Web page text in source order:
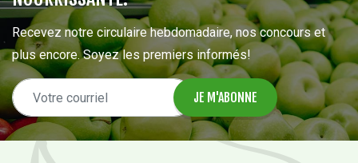
Recevez notre circulaire hebdomadaire, nos concours et
plus encore. Soyez les premiers informés!